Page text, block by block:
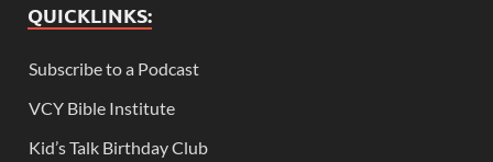
QUICKLINKS:
Subscribe to a Podcast
VCY Bible Institute
Kid’s Talk Birthday Club